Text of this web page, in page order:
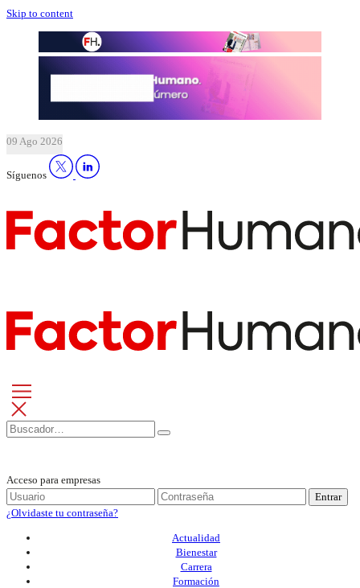
Skip to content
09 Ago 2026
Síguenos
Acceso para empresas
Entrar
¿Olvidaste tu contraseña?
Actualidad
Bienestar
Carrera
Formación